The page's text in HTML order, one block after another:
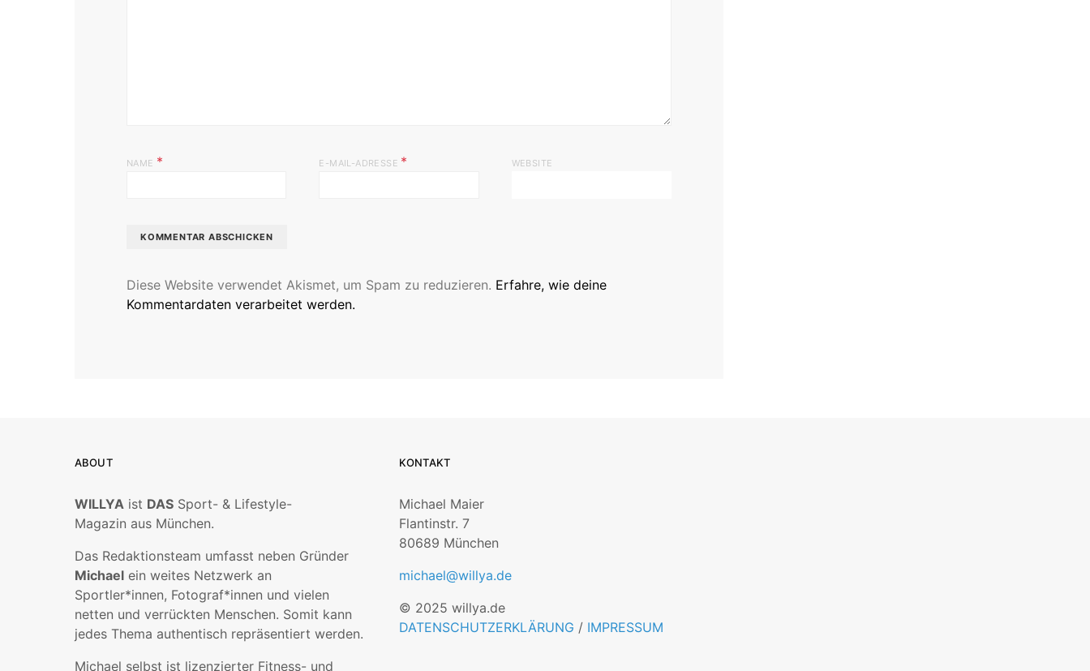
NAME * E-MAIL-ADRESSE * WEBSITE
Diese Website verwendet Akismet, um Spam zu reduzieren. Erfahre, wie deine
Kommentardaten verarbeitet werden.
ABOUT
WILLYA ist DAS Sport- & Lifestyle-
Magazin aus München.
Das Redaktionsteam umfasst neben Gründer
Michael ein weites Netzwerk an
Sportler*innen, Fotograf*innen und vielen
netten und verrückten Menschen. Somit kann
jedes Thema authentisch repräsentiert werden.
Michael selbst ist lizenzierter Fitness- und
KONTAKT
Michael Maier
Flantinstr. 7
80689 München
michael@willya.de
© 2025 willya.de
DATENSCHUTZERKLÄRUNG / IMPRESSUM